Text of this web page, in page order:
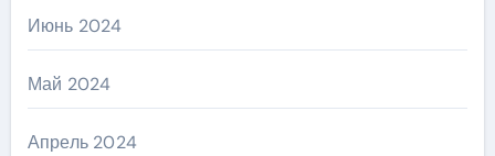
Июнь 2024
Май 2024
Апрель 2024